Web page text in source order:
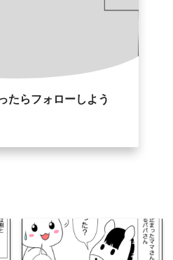
たらフォローしよう